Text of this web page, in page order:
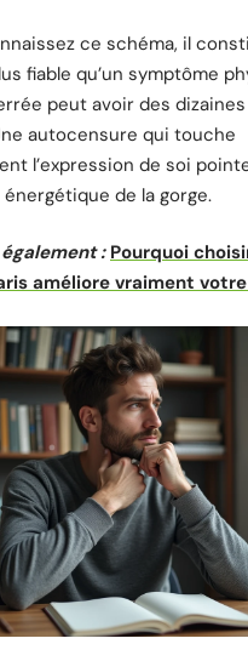
ce schéma, il
fiable qu’un symptôme
peut avoir des
autocensure qui touche
l’expression de soi
de la gorge.
: Pourquoi
améliore vraiment